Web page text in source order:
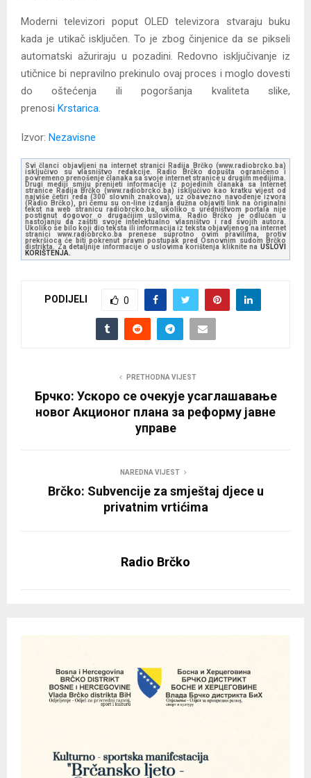
Moderni televizori poput OLED televizora stvaraju buku
kada je utikač isključen. To je zbog činjenice da se pikseli
automatski ažuriraju u pozadini. Redovno isključivanje iz
utičnice bi nepravilno prekinulo ovaj proces i moglo dovesti
do oštećenja ili pogoršanja kvaliteta slike,
prenosi Krstarica.
Izvor: Nezavisne
Svi članci objavljeni na internet stranici Radija Brčko (www.radiobrcko.ba)
isključivo su vlasništvo redakcije. Radio Brčko dopušta ograničeno i
povremeno prenošenje članaka sa svoje internet stranice u drugim medijima.
Drugi mediji smiju prenijeti informacije iz pojedinih članaka sa Internet
stranice Radija Brčko (www.radiobrcko.ba) isključivo kao kratku vijest od
najviše četiri reda (300 slovnih znakova), uz obavezno navođenje izvora
(Radio Brčko), pri čemu su on-line izdanja dužna objaviti link na originalni
tekst na web stranicu radiobrcko.ba, ukoliko s uredništvom portala nije
postignut dogovor o drugačijim uslovima. Radio Brčko je odlučan u
nastojanju da zaštiti svoje intelektualno vlasništvo i rad svojih autora.
Ukoliko se bilo koji dio teksta ili informacija iz teksta objavljenog na internet
stranici www.radiobrcko.ba prenese suprotno ovim pravilima, protiv
prekršioca će biti pokrenut pravni postupak pred Osnovnim sudom Brčko
distrikta. Za detaljnije informacije o uslovima korištenja kliknite na USLOVI
KORIŠTENJA.
PODIJELI 0
PRETHODNA VIJEST
Брчко: Ускоро се очекује усаглашавање
новог Акционог плана за реформу јавне
управе
NAREDNA VIJEST
Brčko: Subvencije za smještaj djece u
privatnim vrtićima
Radio Brčko